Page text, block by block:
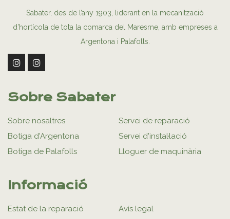
Sabater, des de l’any 1903, liderant en la mecanització
d’hortícola de tota la comarca del Maresme, amb empreses a
Argentona i Palafolls.
Sobre Sabater
Sobre nosaltres
Botiga d'Argentona
Botiga de Palafolls
Servei de reparació
Servei d'instal·lació
Lloguer de maquinària
Informació
Estat de la reparació
Avís legal